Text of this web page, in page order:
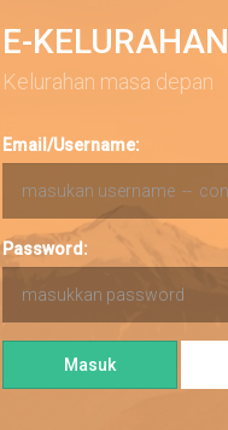
E-KELURAHAN
Kelurahan masa depan
Email/Username:
Password:
Masuk